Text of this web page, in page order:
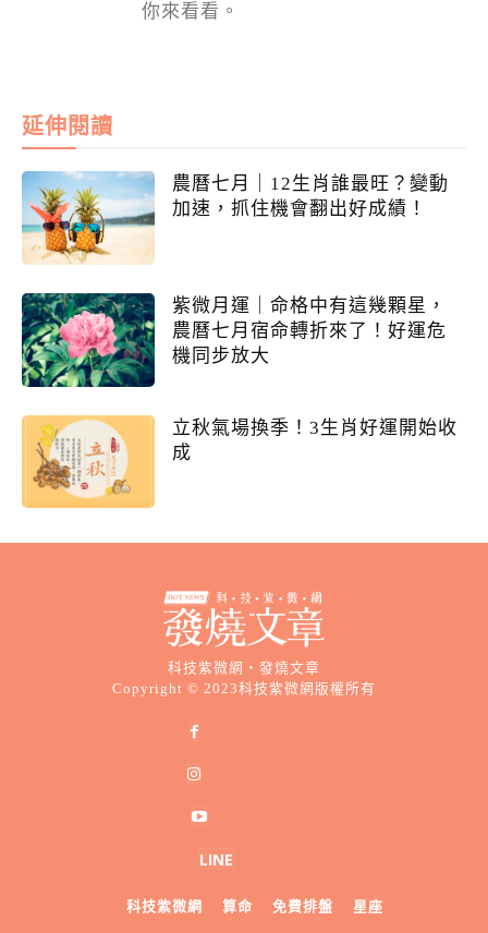
你來看看。
延伸閱讀
農曆七月｜12生肖誰最旺？變動
加速，抓住機會翻出好成績！
紫微月運｜命格中有這幾顆星，
農曆七月宿命轉折來了！好運危
機同步放大
立秋氣場換季！3生肖好運開始收
成
科技紫微網・發燒文章
Copyright © 2023科技紫微網版權所有
科技紫微網 算命 免費排盤 星座